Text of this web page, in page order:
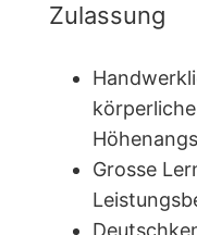
Zulassung
Grosse